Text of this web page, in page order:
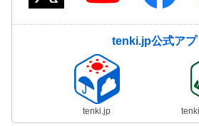
tenki.jp公式アプ
tenki.jp